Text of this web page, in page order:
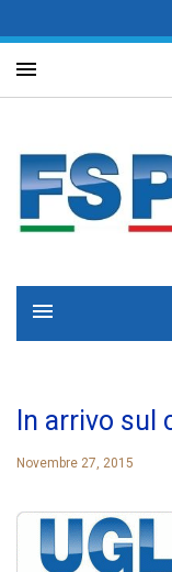
In arrivo
Novembre 27, 2015